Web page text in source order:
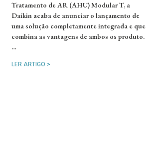
Tratamento de AR (AHU) Modular T, a
Daikin acaba de anunciar o lançamento de
uma solução completamente integrada e que
combina as vantagens de ambos os produto.
…
LER ARTIGO >